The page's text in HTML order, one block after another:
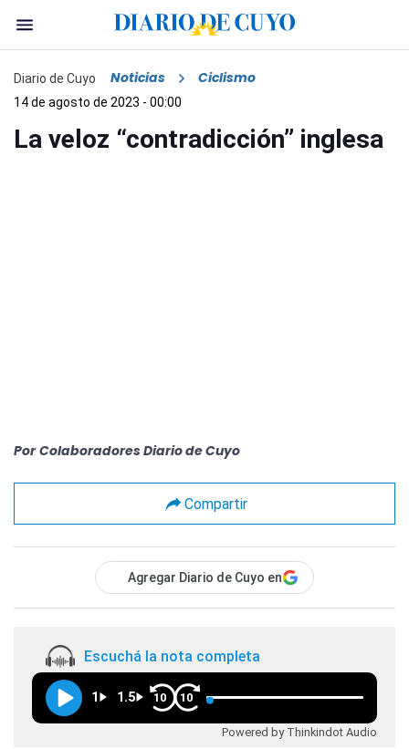
Diario de Cuyo Noticias Ciclismo
14 de agosto de 2023 - 00:00
La veloz “contradicción” inglesa
Por Colaboradores Diario de Cuyo
Compartir
Agregar Diario de Cuyo en
Escuchá la nota completa
1 1.5 10 10
Powered by Thinkindot Audio